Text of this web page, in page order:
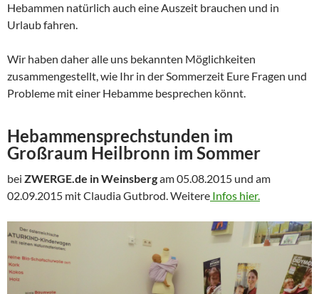
Hebammen natürlich auch eine Auszeit brauchen und in
Urlaub fahren.
Wir haben daher alle uns bekannten Möglichkeiten
zusammengestellt, wie Ihr in der Sommerzeit Eure Fragen und
Probleme mit einer Hebamme besprechen könnt.
Hebammensprechstunden im
Großraum Heilbronn im Sommer
bei ZWERGE.de in Weinsbergam 05.08.2015 und am
02.09.2015 mit Claudia Gutbrod. Weitere Infos hier.